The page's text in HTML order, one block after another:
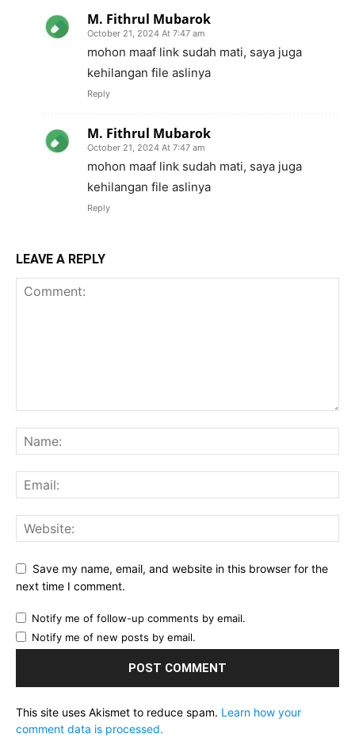
M. Fithrul Mubarok
October 21, 2024 At 7:47 am
mohon maaf link sudah mati, saya juga
kehilangan file aslinya
Reply
M. Fithrul Mubarok
October 21, 2024 At 7:47 am
mohon maaf link sudah mati, saya juga
kehilangan file aslinya
Reply
LEAVE A REPLY
Save my name, email, and website in this browser for the
next time I comment.
Notify me of follow-up comments by email.
Notify me of new posts by email.
This site uses Akismet to reduce spam. Learn how your
comment data is processed.